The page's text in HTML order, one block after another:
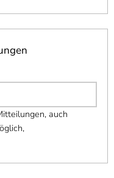
auch